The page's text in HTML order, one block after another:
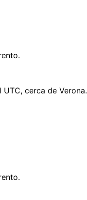
cerca de Verona.